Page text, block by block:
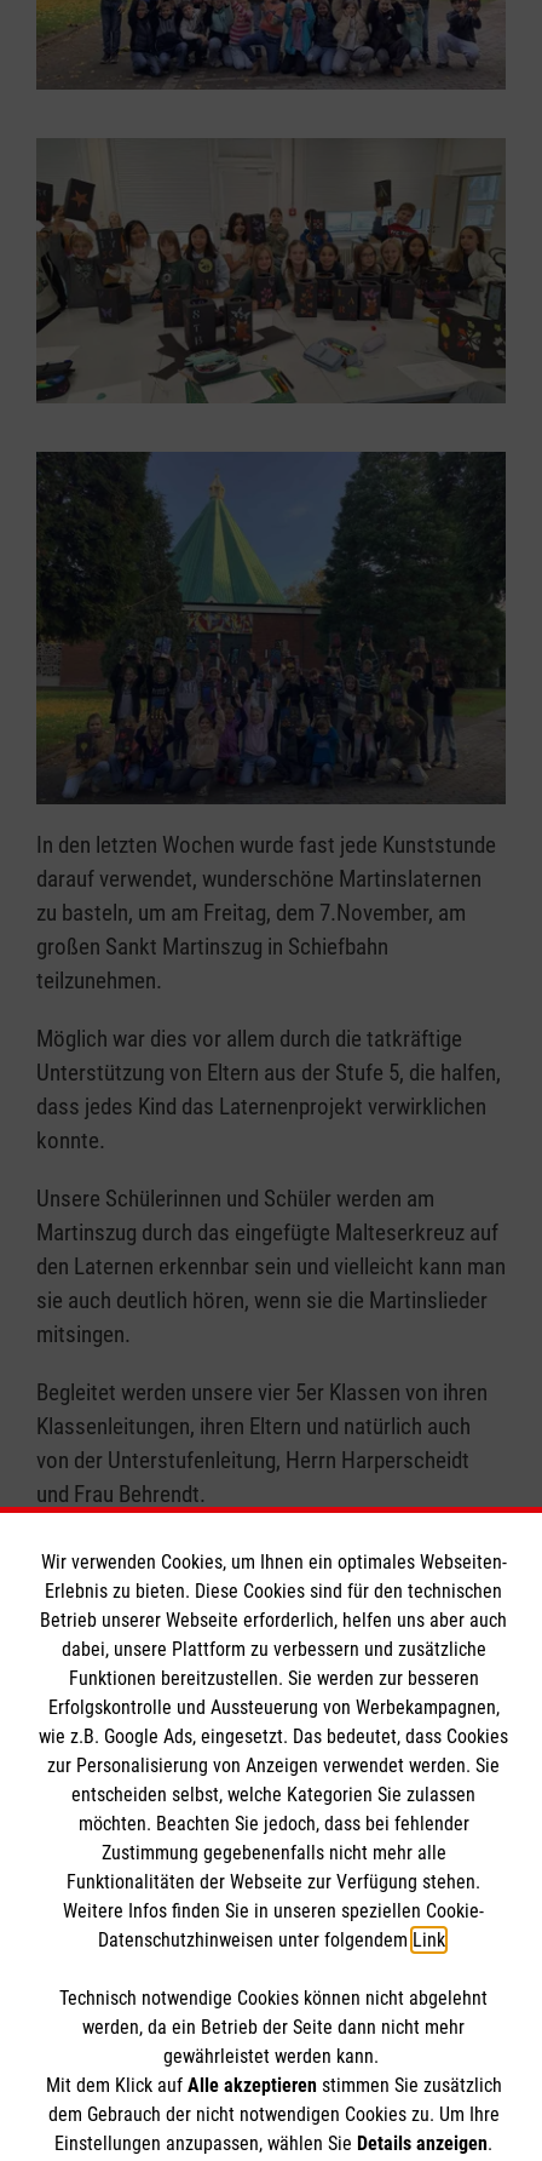
In den letzten Wochen wurde fast jede Kunststunde
darauf verwendet, wunderschöne Martinslaternen
zu basteln, um am Freitag, dem 7.November, am
großen Sankt Martinszug in Schiefbahn
teilzunehmen.
Möglich war dies vor allem durch die tatkräftige
Unterstützung von Eltern aus der Stufe 5, die halfen,
dass jedes Kind das Laternenprojekt verwirklichen
konnte.
Unsere Schülerinnen und Schüler werden am
Martinszug durch das eingefügte Malteserkreuz auf
den Laternen erkennbar sein und vielleicht kann man
sie auch deutlich hören, wenn sie die Martinslieder
mitsingen.
Begleitet werden unsere vier 5er Klassen von ihren
Klassenleitungen, ihren Eltern und natürlich auch
von der Unterstufenleitung, Herrn Harperscheidt
und Frau Behrendt.
Das St.-Bernhard-Gymnasium
Anmeldung
Beratungsangebote
Downloads
Informationen
Termine
Datenschutzerklärung
Compliance
Kontakt
St.-Bernhard-Gymnasium
Albert-Oetker-Str. 98-100
47877 Willich
Spendenkonto
Wir verwenden Cookies, um Ihnen ein optimales Webseiten-
Erlebnis zu bieten. Diese Cookies sind für den technischen
Betrieb unserer Webseite erforderlich, helfen uns aber auch
dabei, unsere Plattform zu verbessern und zusätzliche
Funktionen bereitzustellen. Sie werden zur besseren
Erfolgskontrolle und Aussteuerung von Werbekampagnen,
wie z.B. Google Ads, eingesetzt. Das bedeutet, dass Cookies
zur Personalisierung von Anzeigen verwendet werden. Sie
entscheiden selbst, welche Kategorien Sie zulassen
möchten. Beachten Sie jedoch, dass bei fehlender
Zustimmung gegebenenfalls nicht mehr alle
Funktionalitäten der Webseite zur Verfügung stehen.
Weitere Infos finden Sie in unseren speziellen Cookie-
Datenschutzhinweisen unter folgendem Link.
Technisch notwendige Cookies können nicht abgelehnt
werden, da ein Betrieb der Seite dann nicht mehr
gewährleistet werden kann.
Mit dem Klick auf Alle akzeptierenstimmen Sie zusätzlich
dem Gebrauch der nicht notwendigen Cookies zu. Um Ihre
Einstellungen anzupassen, wählen Sie Details anzeigen.